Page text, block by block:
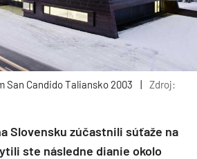
San Candido Taliansko 2003 |
Zdroj:
Slovensku zúčastnili súťaže na
ste následne dianie okolo